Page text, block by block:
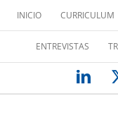
contenido
INICIO CURRICULUM
ENTREVISTAS